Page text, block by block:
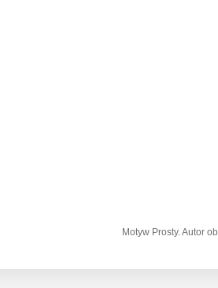
Motyw Prosty. Autor